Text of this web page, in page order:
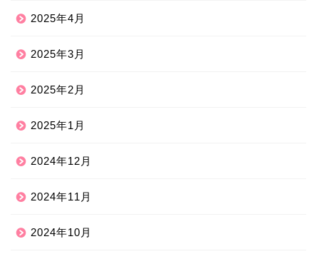
2025年4月
2025年3月
2025年2月
2025年1月
2024年12月
2024年11月
2024年10月